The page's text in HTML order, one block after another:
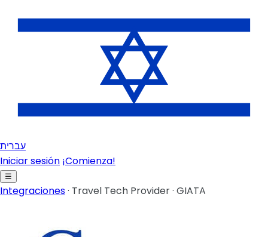
עברית
Iniciar sesión ¡Comienza!
☰
Integraciones· Travel Tech Provider· GIATA